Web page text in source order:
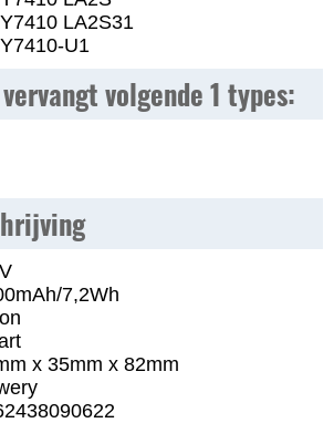
LA2S31
U1
volgende 1 types:
7,2Wh
x 35mm x 82mm